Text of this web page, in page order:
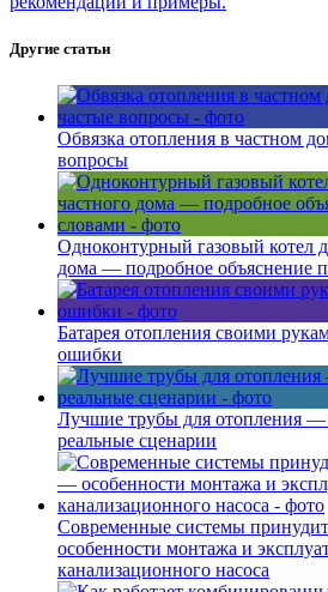
Другие статьи
Обвязка отопления в частном
вопросы
Одноконтурный газовый котел
дома — подробное объяснение
Батарея отопления своими
ошибки
Лучшие трубы для отопления
реальные сценарии
Современные системы
особенности монтажа и
канализационного насоса